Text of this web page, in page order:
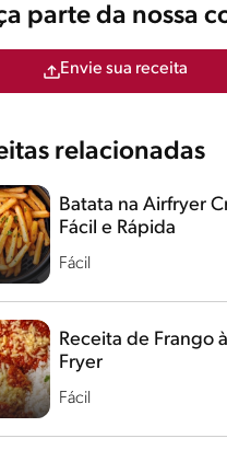
parte da nossa
Envie sua receita
relacionadas
Fácil
Batata na Airfryer
Fácil e Rápida
Fácil
Receita de Frango
Fryer